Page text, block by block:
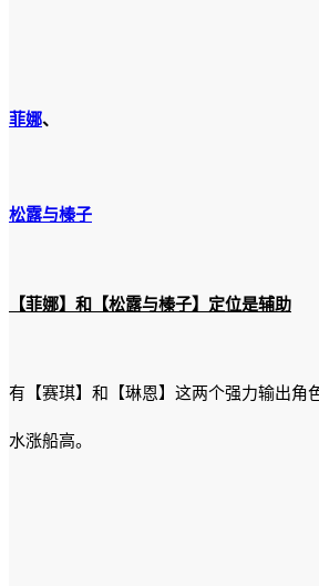
菲娜、
松露与榛子
【菲娜】和【松露与榛子】定位是辅助
有【赛琪】和【琳恩】这两个强力输出角
水涨船高。